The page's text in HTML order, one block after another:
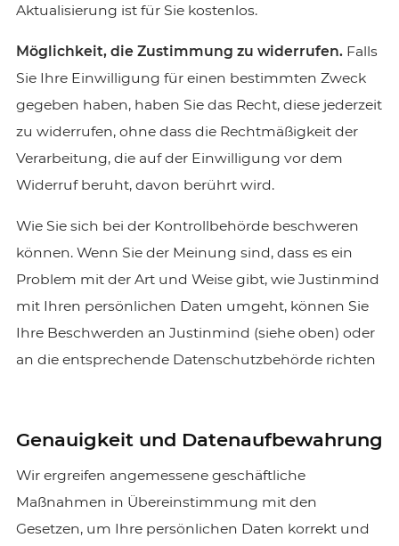
Aktualisierung ist für Sie kostenlos.
Möglichkeit, die Zustimmung zu widerrufen. Falls
Sie Ihre Einwilligung für einen bestimmten Zweck
gegeben haben, haben Sie das Recht, diese jederzeit
zu widerrufen, ohne dass die Rechtmäßigkeit der
Verarbeitung, die auf der Einwilligung vor dem
Widerruf beruht, davon berührt wird.
Wie Sie sich bei der Kontrollbehörde beschweren
können. Wenn Sie der Meinung sind, dass es ein
Problem mit der Art und Weise gibt, wie Justinmind
mit Ihren persönlichen Daten umgeht, können Sie
Ihre Beschwerden an Justinmind (siehe oben) oder
an die entsprechende Datenschutzbehörde richten
Genauigkeit und Datenaufbewahrung
Wir ergreifen angemessene geschäftliche
Maßnahmen in Übereinstimmung mit den
Gesetzen, um Ihre persönlichen Daten korrekt und